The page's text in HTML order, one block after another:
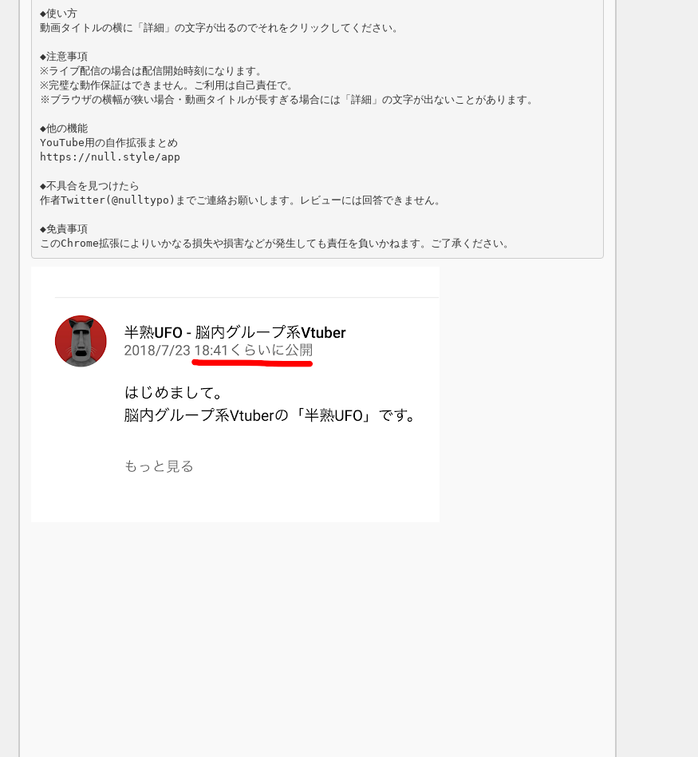
◆使い方
動画タイトルの横に「詳細」の文字が出るのでそれをクリックしてください。
◆注意事項
※ライブ配信の場合は配信開始時刻になります。
※完璧な動作保証はできません。ご利用は自己責任で。
※ブラウザの横幅が狭い場合・動画タイトルが長すぎる場合には「詳細」の文字が出ないことがあります。
◆他の機能
YouTube用の自作拡張まとめ
https://null.style/app
◆不具合を見つけたら
作者Twitter(@nulltypo)までご連絡お願いします。レビューには回答できません。
◆免責事項
このChrome拡張によりいかなる損失や損害などが発生しても責任を負いかねます。ご了承ください。